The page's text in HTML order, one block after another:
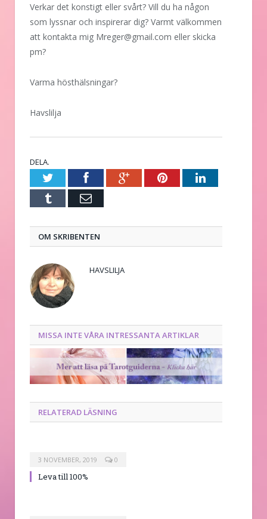
Verkar det konstigt eller svårt? Vill du ha någon
som lyssnar och inspirerar dig? Varmt välkommen
att kontakta mig Mreger@gmail.com eller skicka
pm?
Varma hösthälsningar?
Havslilja
DELA.
TwitterFacebookGoogle+PinterestLinkedIn
Tumblr E-
OM SKRIBENTEN
HAVSLILJA
MISSA INTE VÅRA INTRESSANTA ARTIKLAR
RELATERAD LÄSNING
3 NOVEMBER, 2019 0
Leva till 100%